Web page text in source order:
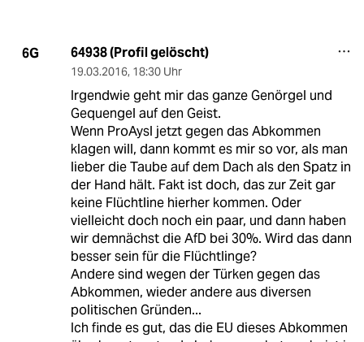
6G 64938 (Profil gelöscht)
19.03.2016, 18:30 Uhr
Irgendwie geht mir das ganze Genörgel und
Gequengel auf den Geist.
Wenn ProAysl jetzt gegen das Abkommen
klagen will, dann kommt es mir so vor, als man
lieber die Taube auf dem Dach als den Spatz in
der Hand hält. Fakt ist doch, das zur Zeit gar
keine Flüchtline hierher kommen. Oder
vielleicht doch noch ein paar, und dann haben
wir demnächst die AfD bei 30%. Wird das dann
besser sein für die Flüchtlinge?
Andere sind wegen der Türken gegen das
Abkommen, wieder andere aus diversen
politischen Gründen...
Ich finde es gut, das die EU dieses Abkommen